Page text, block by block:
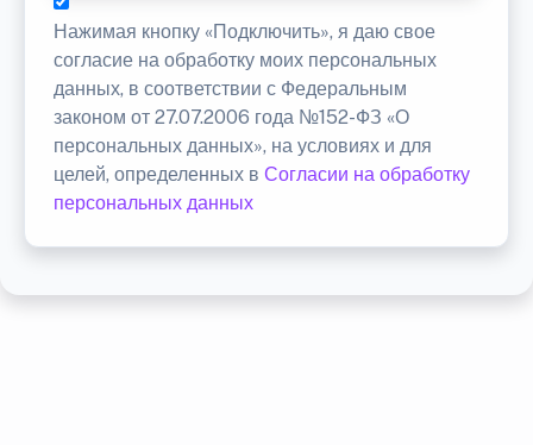
Нажимая кнопку «Подключить», я даю свое
согласие на обработку моих персональных
данных, в соответствии с Федеральным
законом от 27.07.2006 года №152-ФЗ «О
персональных данных», на условиях и для
целей, определенных в Согласии на обработку
персональных данных